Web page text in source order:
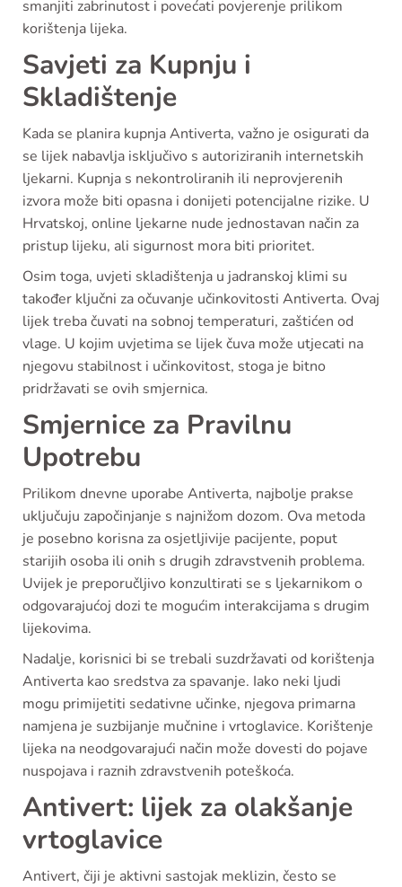
smanjiti zabrinutost i povećati povjerenje prilikom
korištenja lijeka.
Savjeti za Kupnju i
Skladištenje
Kada se planira kupnja Antiverta, važno je osigurati da
se lijek nabavlja isključivo s autoriziranih internetskih
ljekarni. Kupnja s nekontroliranih ili neprovjerenih
izvora može biti opasna i donijeti potencijalne rizike. U
Hrvatskoj, online ljekarne nude jednostavan način za
pristup lijeku, ali sigurnost mora biti prioritet.
Osim toga, uvjeti skladištenja u jadranskoj klimi su
također ključni za očuvanje učinkovitosti Antiverta. Ovaj
lijek treba čuvati na sobnoj temperaturi, zaštićen od
vlage. U kojim uvjetima se lijek čuva može utjecati na
njegovu stabilnost i učinkovitost, stoga je bitno
pridržavati se ovih smjernica.
Smjernice za Pravilnu
Upotrebu
Prilikom dnevne uporabe Antiverta, najbolje prakse
uključuju započinjanje s najnižom dozom. Ova metoda
je posebno korisna za osjetljivije pacijente, poput
starijih osoba ili onih s drugih zdravstvenih problema.
Uvijek je preporučljivo konzultirati se s ljekarnikom o
odgovarajućoj dozi te mogućim interakcijama s drugim
lijekovima.
Nadalje, korisnici bi se trebali suzdržavati od korištenja
Antiverta kao sredstva za spavanje. Iako neki ljudi
mogu primijetiti sedativne učinke, njegova primarna
namjena je suzbijanje mučnine i vrtoglavice. Korištenje
lijeka na neodgovarajući način može dovesti do pojave
nuspojava i raznih zdravstvenih poteškoća.
Antivert: lijek za olakšanje
vrtoglavice
Antivert, čiji je aktivni sastojak meklizin, često se